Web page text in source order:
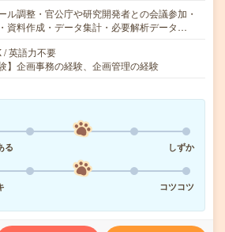
ル調整・官公庁や研究開発者との会議参加・
資料作成・データ集計・必要解析データ…
/ 英語力不要
】企画事務の経験、企画管理の経験
る
しずか
コツコツ